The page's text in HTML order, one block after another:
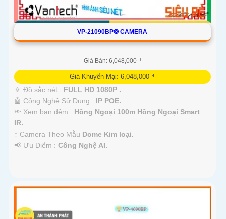
VP-21090BP❂ CAMERA
Giá Bán: 6,048,000 ₫
Giá Khuyến Mại: 6,048,000 ₫
🔅 Độ sắc nét : FULL HD 1080P .
🤖️ Công Nghệ Sử Dụng : IP POE.
🔦 Xem ban đêm : Hồng Ngoại 100m Hồng Ngoại Smart
IR.
↕️ Camera Theo Mẫu Dome Kim loại.
️📢 Ưu Điểm : Công Nghệ AI.